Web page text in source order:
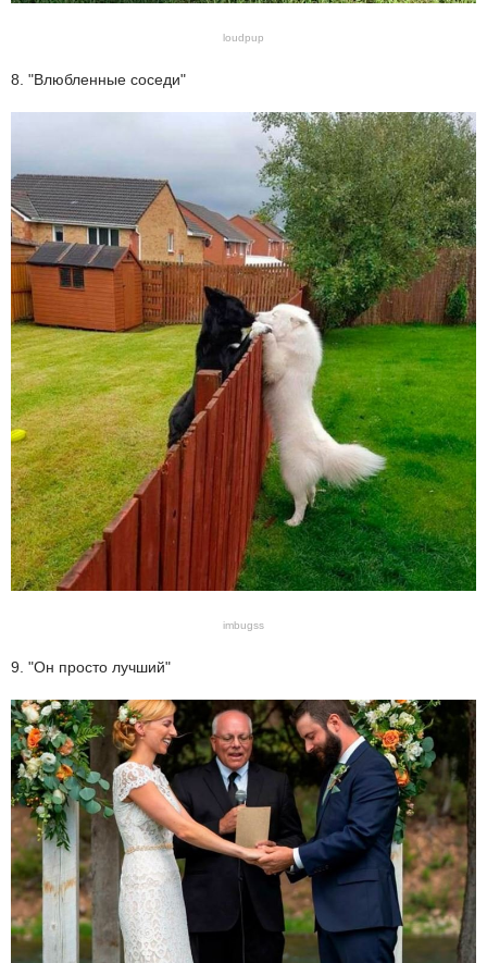
loudpup
8. "Влюбленные соседи"
imbugss
9. "Он просто лучший"